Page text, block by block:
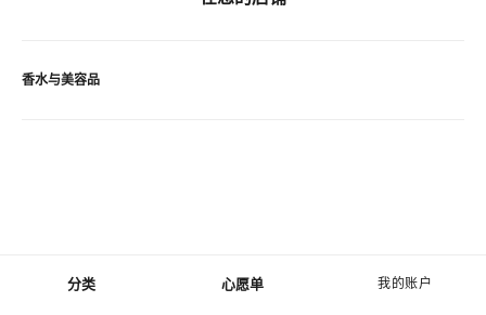
菜单 - 主导航
分类 心愿单 我的账户
香水与美容品